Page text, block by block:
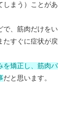
しまう）ことがあ
で、筋肉だけをい
たすぐに症状が戻
を矯正し、筋肉バ
だと思います。